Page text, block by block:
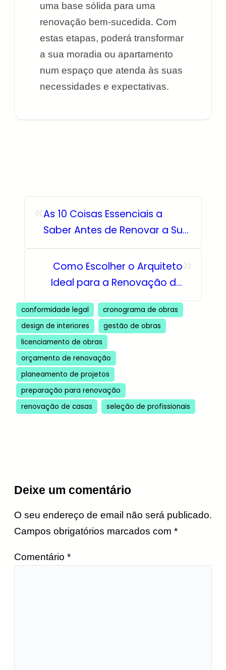
uma base sólida para uma
renovação bem-sucedida. Com
estas etapas, poderá transformar
a sua moradia ou apartamento
num espaço que atenda às suas
necessidades e expectativas.
As 10 Coisas Essenciais a
Saber Antes de Renovar a Sua
Como Escolher o Arquiteto
Ideal para a Renovação da
conformidade legal
cronograma de obras
design de interiores
gestão de obras
licenciamento de obras
orçamento de renovação
planeamento de projetos
preparação para renovação
renovação de casas
seleção de profissionais
Deixe um comentário
O seu endereço de email não será publicado.
Campos obrigatórios marcados com *
Comentário *